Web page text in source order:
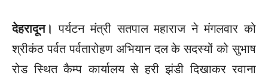
देहरादून। पर्यटन मंत्री सतपाल महाराज ने मंगलवार को
श्रीकंठ पर्वत पर्वतारोहण अभियान दल के सदस्यों को सुभाष
रोड स्थित कैम्प कार्यालय से हरी झंडी दिखाकर रवाना